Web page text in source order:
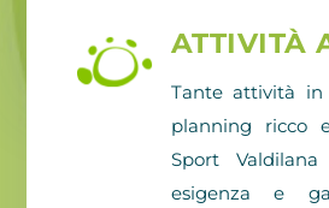
CONTINUA
ATTIVITÀ
Tante attività
planning ricco
Sport
esigenza e